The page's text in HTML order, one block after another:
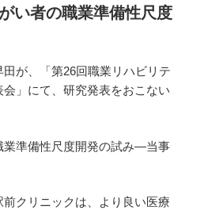
い者の職業準備性尺度
が、「第26回職業リハビリテ
」にて、研究発表をおこない
業準備性尺度開発の試み―当事
クリニックは、より良い医療